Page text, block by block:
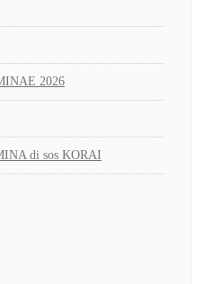
2026
di sos KORAI